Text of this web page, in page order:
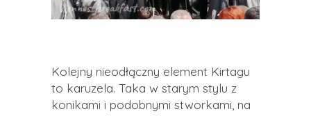
Kolejny nieodłączny element Kirtagu
to karuzela. Taka w starym stylu z
konikami i podobnymi stworkami, na